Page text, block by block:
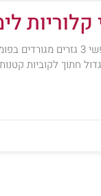
חתוך לקוביות